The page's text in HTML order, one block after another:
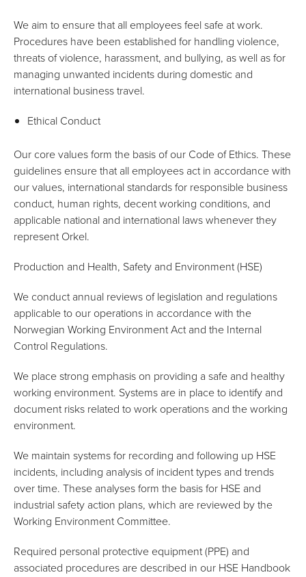
We aim to ensure that all employees feel safe at work.
Procedures have been established for handling violence,
threats of violence, harassment, and bullying, as well as for
managing unwanted incidents during domestic and
international business travel.
Ethical Conduct
Our core values form the basis of our Code of Ethics. These
guidelines ensure that all employees act in accordance with
our values, international standards for responsible business
conduct, human rights, decent working conditions, and
applicable national and international laws whenever they
represent Orkel.
Production and Health, Safety and Environment (HSE)
We conduct annual reviews of legislation and regulations
applicable to our operations in accordance with the
Norwegian Working Environment Act and the Internal
Control Regulations.
We place strong emphasis on providing a safe and healthy
working environment. Systems are in place to identify and
document risks related to work operations and the working
environment.
We maintain systems for recording and following up HSE
incidents, including analysis of incident types and trends
over time. These analyses form the basis for HSE and
industrial safety action plans, which are reviewed by the
Working Environment Committee.
Required personal protective equipment (PPE) and
associated procedures are described in our HSE Handbook